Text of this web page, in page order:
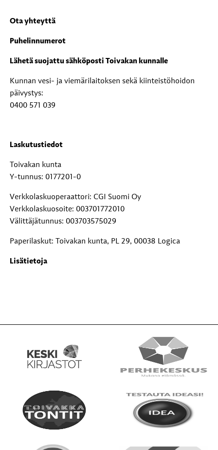
Ota yhteyttä
Puhelinnumerot
Lähetä suojattu sähköposti Toivakan kunnalle
Kunnan vesi- ja viemärilaitoksen sekä kiinteistöhoidon
päivystys:
0400 571 039
Laskutustiedot
Toivakan kunta
Y-tunnus: 0177201-0
Verkkolaskuoperaattori: CGI Suomi Oy
Verkkolaskuosoite: 003701772010
Välittäjätunnus: 003703575029
Paperilaskut: Toivakan kunta, PL 29, 00038 Logica
Lisätietoja